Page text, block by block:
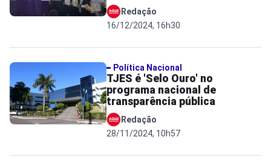
Redação
16/12/2024, 16h30
Política Nacional
TJES é 'Selo Ouro' no
programa nacional de
transparência pública
Redação
28/11/2024, 10h57